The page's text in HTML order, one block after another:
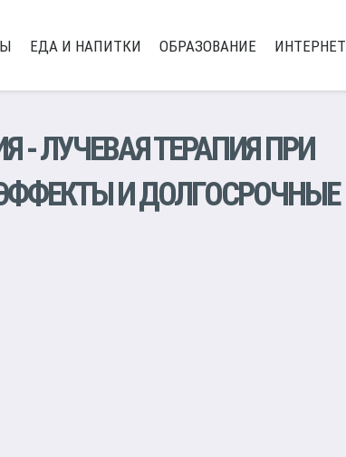
ЕДА И НАПИТКИ ОБРАЗОВАНИЕ ИНТЕРНЕТ
- ЛУЧЕВАЯ ТЕРАПИЯ ПРИ
И ДОЛГОСРОЧНЫЕ